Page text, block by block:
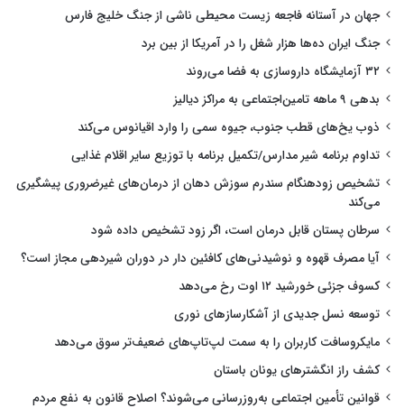
جهان در آستانه فاجعه زیست محیطی ناشی از جنگ خلیج فارس
جنگ ایران ده‌ها هزار شغل را در آمریکا از بین برد
۳۲ آزمایشگاه داروسازی به فضا می‌روند
بدهی ۹ ماهه تامین‌اجتماعی به مراکز دیالیز
ذوب یخ‌های قطب جنوب، جیوه سمی را وارد اقیانوس می‌کند
تداوم برنامه شیر مدارس/تکمیل برنامه با توزیع سایر اقلام غذایی
تشخیص زودهنگام سندرم سوزش دهان از درمان‌های غیرضروری پیشگیری
می‌کند
سرطان پستان قابل درمان است، اگر زود تشخیص داده شود
آیا مصرف قهوه و نوشیدنی‌های کافئین دار در دوران شیردهی مجاز است؟
کسوف جزئی خورشید ۱۲ اوت رخ می‌دهد
توسعه نسل جدیدی از آشکارسازهای نوری
مایکروسافت کاربران را به سمت لپ‌تاپ‌های ضعیف‌تر سوق می‌دهد
کشف راز انگشترهای یونان باستان
قوانین تأمین اجتماعی به‌روزرسانی می‌شوند؟ اصلاح قانون به نفع مردم